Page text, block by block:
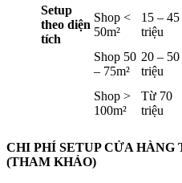
Setup
theo diện
tích
Shop <
50m²
15 – 45
triệu
Shop 50
– 75m²
20 – 50
triệu
Shop >
100m²
Từ 70
triệu
CHI PHÍ SETUP CỬA
(THAM KHẢO)